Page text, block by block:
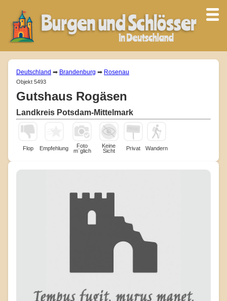
Deutschland ➡ Brandenburg ➡ Rosenau
Objekt 5493
Gutshaus Rogäsen
Landkreis Potsdam-Mittelmark
Flop Empfehlung
Foto
m¨glich
Keine
Sicht
Privat Wandern